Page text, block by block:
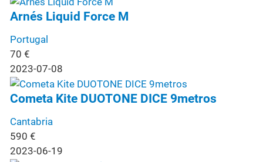
Arnés Liquid Force M
Portugal
70 €
2023-07-08
Cometa Kite DUOTONE DICE 9metros
Cantabria
590 €
2023-06-19